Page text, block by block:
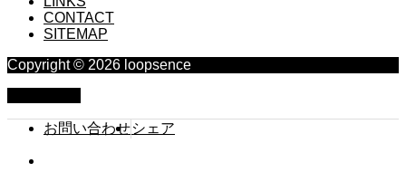
CONTACT
SITEMAP
Copyright © 2026 loopsence
お問い合わせシェア